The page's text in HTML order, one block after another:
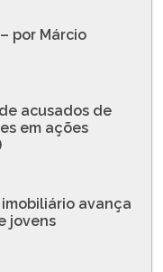
por Márcio
acusados de
em ações
avança
jovens